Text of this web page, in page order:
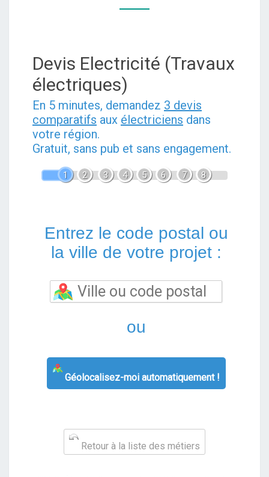
POUR
ET
INSTALLATIONS
Devis Electricité (Travaux
électriques)
En 5 minutes, demandez 3 devis
comparatifs aux électriciens dans
votre région.
Gratuit, sans pub et sans engagement.
1 2 3 4 5 6 7 8
Entrez le code postal ou
la ville de votre projet :
ou
Géolocalisez-moi automatiquement !
Retour à la liste des métiers